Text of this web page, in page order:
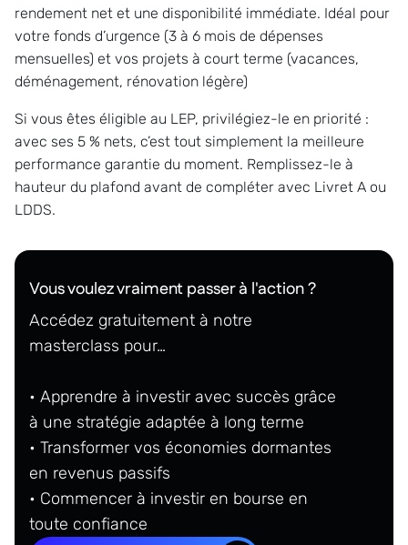
rendement net et une disponibilité immédiate. Idéal pour
votre fonds d’urgence (3 à 6 mois de dépenses
mensuelles) et vos projets à court terme (vacances,
déménagement, rénovation légère)
Si vous êtes éligible au LEP, privilégiez-le en priorité :
avec ses 5 % nets, c’est tout simplement la meilleure
performance garantie du moment. Remplissez-le à
hauteur du plafond avant de compléter avec Livret A ou
LDDS.
Vous voulez vraiment passer à l'action ?
Accédez gratuitement à notre
masterclass pour…
• Apprendre à investir avec succès grâce
à une stratégie adaptée à long terme
• Transformer vos économies dormantes
en revenus passifs
• Commencer à investir en bourse en
toute confiance